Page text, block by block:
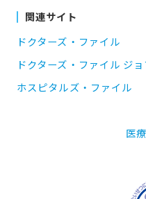
関連サイト
ドクターズ・ファイル
ドクターズ・ファイル ジ
ホスピタルズ・ファイル
医